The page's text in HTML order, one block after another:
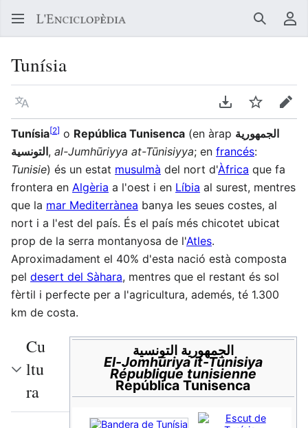
Buscar
Tunísia
Llegir en un atre idioma Descarregar en
Vigilar
Tunísia[2] o República Tunisenca (en àrap الجمهورية
التونسية, al-Jumhūriyya at-Tūnisiyya; en francés:
Tunisie) és un estat musulmà del nort d'Àfrica que fa
frontera en Algèria a l'oest i en Líbia al surest, mentres
que la mar Mediterrànea banya les seues costes, al
nort i a l'est del país. És el país més chicotet ubicat
prop de la serra montanyosa de l'Atles.
Aproximadament el 40% d'esta nació està composta
pel desert del Sàhara, mentres que el restant és sol
fèrtil i perfecte per a l'agricultura, ademés, té 1.300
km de costa.
الجمهورية التونسية
El-Jomhūriya it-Tūnisiya
République tunisienne
República Tunisenca
Cu
ltu
ra